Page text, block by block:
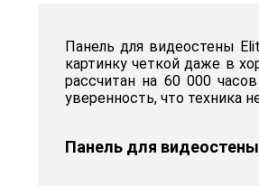
Панель для видеостены
картинку четкой даже в
рассчитан на 60 000
уверенность, что
Панель для